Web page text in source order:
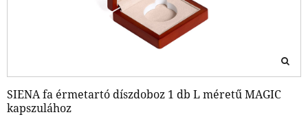
SIENA fa érmetartó díszdoboz 1 db L méretű MAGIC
kapszulához